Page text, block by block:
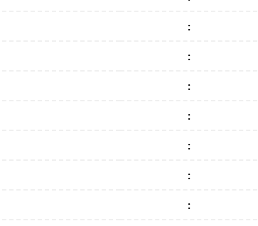
:
:
:
:
:
:
: